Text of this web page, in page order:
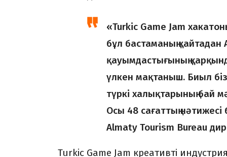
«Turkic Game Jam
бұл бастаманың қайтадан
қауымдастығының
үлкен мақтаныш. Биыл
түркі халықтарының бай
Осы 48 сағаттың нәтижесі
Almaty Tourism Bureau
Turkic Game Jam креативті